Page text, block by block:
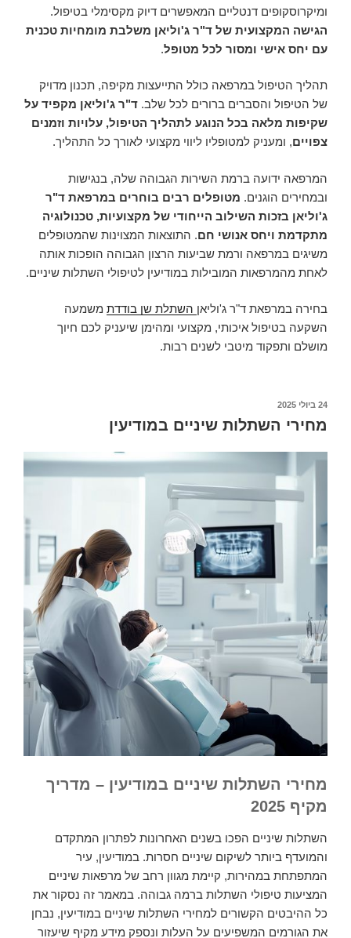
ומיקרוסקופים דנטליים המאפשרים דיוק מקסימלי בטיפול.
הגישה המקצועית של ד"ר ג'וליאן משלבת מומחיות טכנית
עם יחס אישי ומסור לכל מטופל.
תהליך הטיפול במרפאה כולל התייעצות מקיפה, תכנון מדויק
של הטיפול והסברים ברורים לכל שלב. ד"ר ג'וליאן מקפיד על
שקיפות מלאה בכל הנוגע לתהליך הטיפול, עלויות וזמנים
צפויים, ומעניק למטופליו ליווי מקצועי לאורך כל התהליך.
המרפאה ידועה ברמת השירות הגבוהה שלה, בנגישות
ובמחירים הוגנים. מטופלים רבים בוחרים במרפאת ד"ר
ג'וליאן בזכות השילוב הייחודי של מקצועיות, טכנולוגיה
מתקדמת ויחס אנושי חם. התוצאות המצוינות שהמטופלים
משיגים במרפאה ורמת שביעות הרצון הגבוהה הופכות אותה
לאחת מהמרפאות המובילות במודיעין לטיפולי השתלות שיניים.
בחירה במרפאת ד"ר ג'וליאן השתלת שן בודדת משמעה
השקעה בטיפול איכותי, מקצועי ומהימן שיעניק לכם חיוך
מושלם ותפקוד מיטבי לשנים רבות.
פורסם
24 ביולי 2025
מחירי השתלות שיניים במודיעין
מחירי השתלות שיניים במודיעין – מדריך
מקיף 2025
השתלות שיניים הפכו בשנים האחרונות לפתרון המתקדם
והמועדף ביותר לשיקום שיניים חסרות. במודיעין, עיר
המתפתחת במהירות, קיימת מגוון רחב של מרפאות שיניים
המציעות טיפולי השתלות ברמה גבוהה. במאמר זה נסקור את
כל ההיבטים הקשורים למחירי השתלות שיניים במודיעין, נבחן
את הגורמים המשפיעים על העלות ונספק מידע מקיף שיעזור